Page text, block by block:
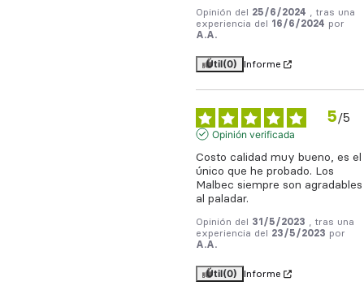
Opinión del 25/6/2024
, tras una
experiencia del
16/6/2024 por
A.A.
Útil(0) Informe
5/5
Opinión verificada
Costo calidad muy bueno, es el
único que he probado. Los
Malbec siempre son agradables
al paladar.
Opinión del 31/5/2023
, tras una
experiencia del
23/5/2023 por
A.A.
Útil(0) Informe